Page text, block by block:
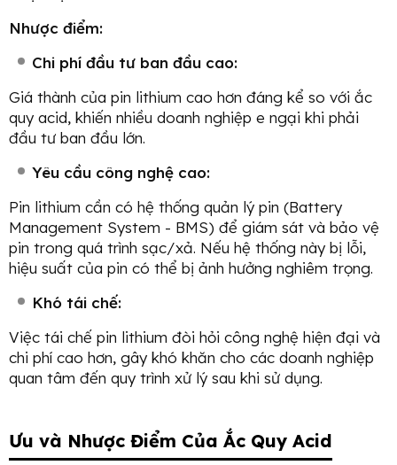
Nhược điểm:
Chi phí đầu tư ban đầu cao:
Giá thành của pin lithium cao hơn đáng kể so với ắc
quy acid, khiến nhiều doanh nghiệp e ngại khi phải
đầu tư ban đầu lớn.
Yêu cầu công nghệ cao:
Pin lithium cần có hệ thống quản lý pin (Battery
Management System - BMS) để giám sát và bảo vệ
pin trong quá trình sạc/xả. Nếu hệ thống này bị lỗi,
hiệu suất của pin có thể bị ảnh hưởng nghiêm trọng.
Khó tái chế:
Việc tái chế pin lithium đòi hỏi công nghệ hiện đại và
chi phí cao hơn, gây khó khăn cho các doanh nghiệp
quan tâm đến quy trình xử lý sau khi sử dụng.
Ưu và Nhược Điểm Của Ắc Quy Acid